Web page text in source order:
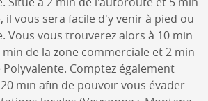
il vous sera facile d'y venir à pied ou
Vous vous trouverez alors à 10 min
min de la zone commerciale et 2 min
Polyvalente. Comptez également
min afin de pouvoir vous évader